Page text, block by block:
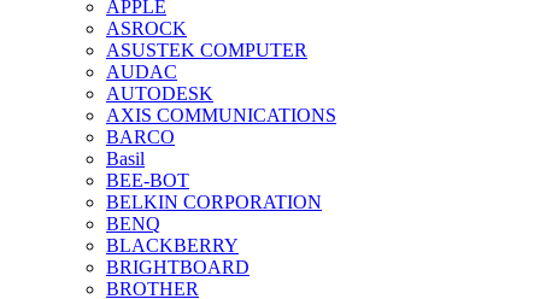
APPLE
ASROCK
ASUSTEK COMPUTER
AUDAC
AUTODESK
AXIS COMMUNICATIONS
BARCO
Basil
BEE-BOT
BELKIN CORPORATION
BENQ
BLACKBERRY
BRIGHTBOARD
BROTHER